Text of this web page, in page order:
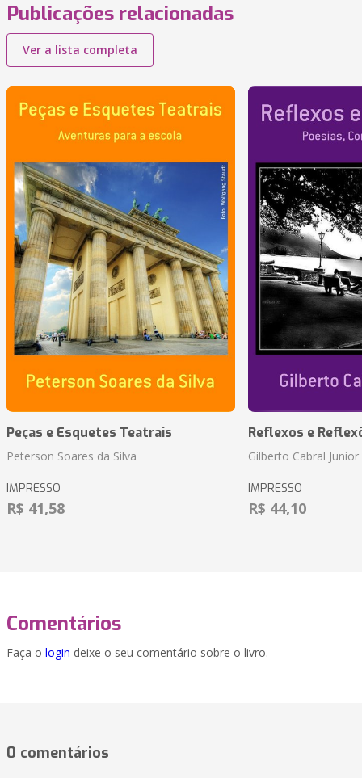
Publicações relacionadas
Ver a lista completa
Peças e Esquetes Teatrais
Peterson Soares da Silva
IMPRESSO
R$ 41,58
Reflexos e
Gilberto Cabral Junior
IMPRESSO
R$ 44,10
Comentários
Faça o login deixe o seu comentário sobre o livro.
0 comentários